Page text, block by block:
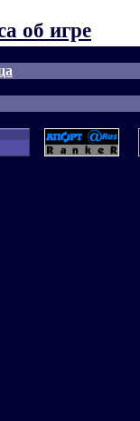
об игре